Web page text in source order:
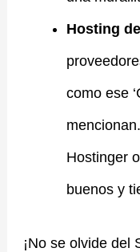
Hosting
como ese
Hostinger
buenos y
¡No se olvide del